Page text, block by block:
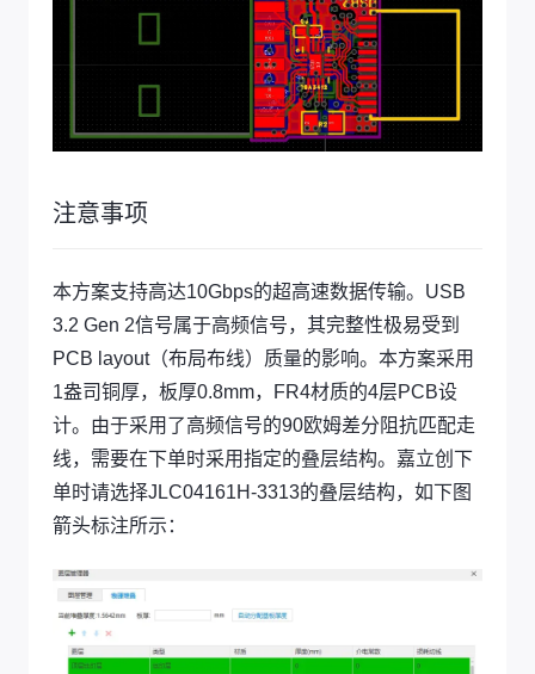
注意事项
本方案支持高达10Gbps的超高速数据传输。USB
3.2 Gen 2信号属于高频信号，其完整性极易受到
PCB layout（布局布线）质量的影响。本方案采用
1盎司铜厚，板厚0.8mm，FR4材质的4层PCB设
计。由于采用了高频信号的90欧姆差分阻抗匹配走
线，需要在下单时采用指定的叠层结构。嘉立创下
单时请选择JLC04161H-3313的叠层结构，如下图
箭头标注所示：